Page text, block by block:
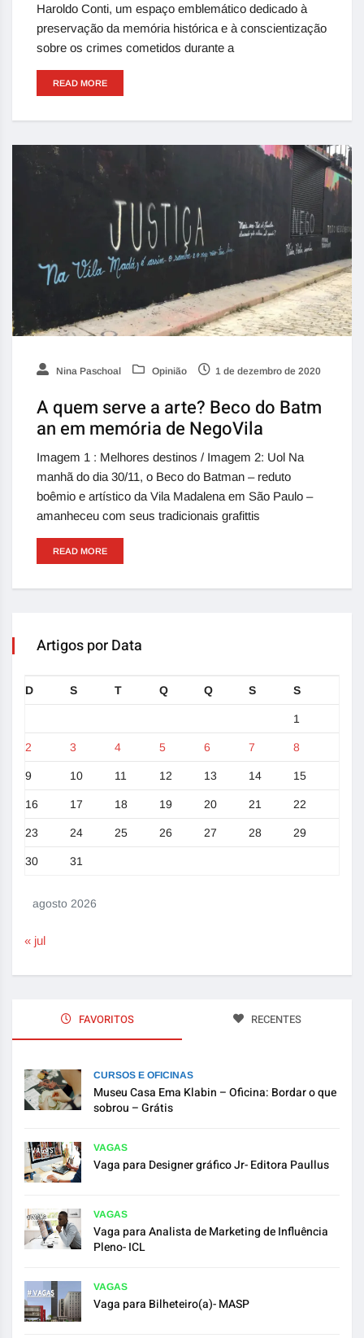
Haroldo Conti, um espaço emblemático dedicado à
preservação da memória histórica e à conscientização
sobre os crimes cometidos durante a
READ MORE
Nina Paschoal Opinião 1 de dezembro de 2020
A quem serve a arte? Beco do Batm
an em memória de NegoVila
Imagem 1 : Melhores destinos / Imagem 2: Uol Na
manhã do dia 30/11, o Beco do Batman – reduto
boêmio e artístico da Vila Madalena em São Paulo –
amanheceu com seus tradicionais grafittis
READ MORE
Artigos por Data
agosto 2026
D S T Q Q S S
1
2 3 4 5 6 7 8
9 10 11 12 13 14 15
16 17 18 19 20 21 22
23 24 25 26 27 28 29
30 31
« jul
FAVORITOS RECENTES
CURSOS E OFICINAS
Museu Casa Ema Klabin – Oficina: Bordar o que
sobrou – Grátis
VAGAS
Vaga para Designer gráfico Jr- Editora Paullus
VAGAS
Vaga para Analista de Marketing de Influência
Pleno- ICL
VAGAS
Vaga para Bilheteiro(a)- MASP